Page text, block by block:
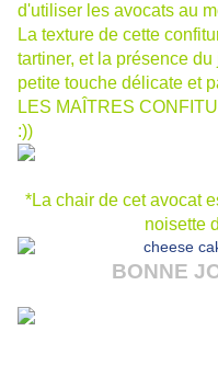
d'utiliser les avocats au
La texture de cette
tartiner, et la présence
petite touche délicate et
LES MAÎTRES
:))
*La chair de cet avocat
noisette
BONNE